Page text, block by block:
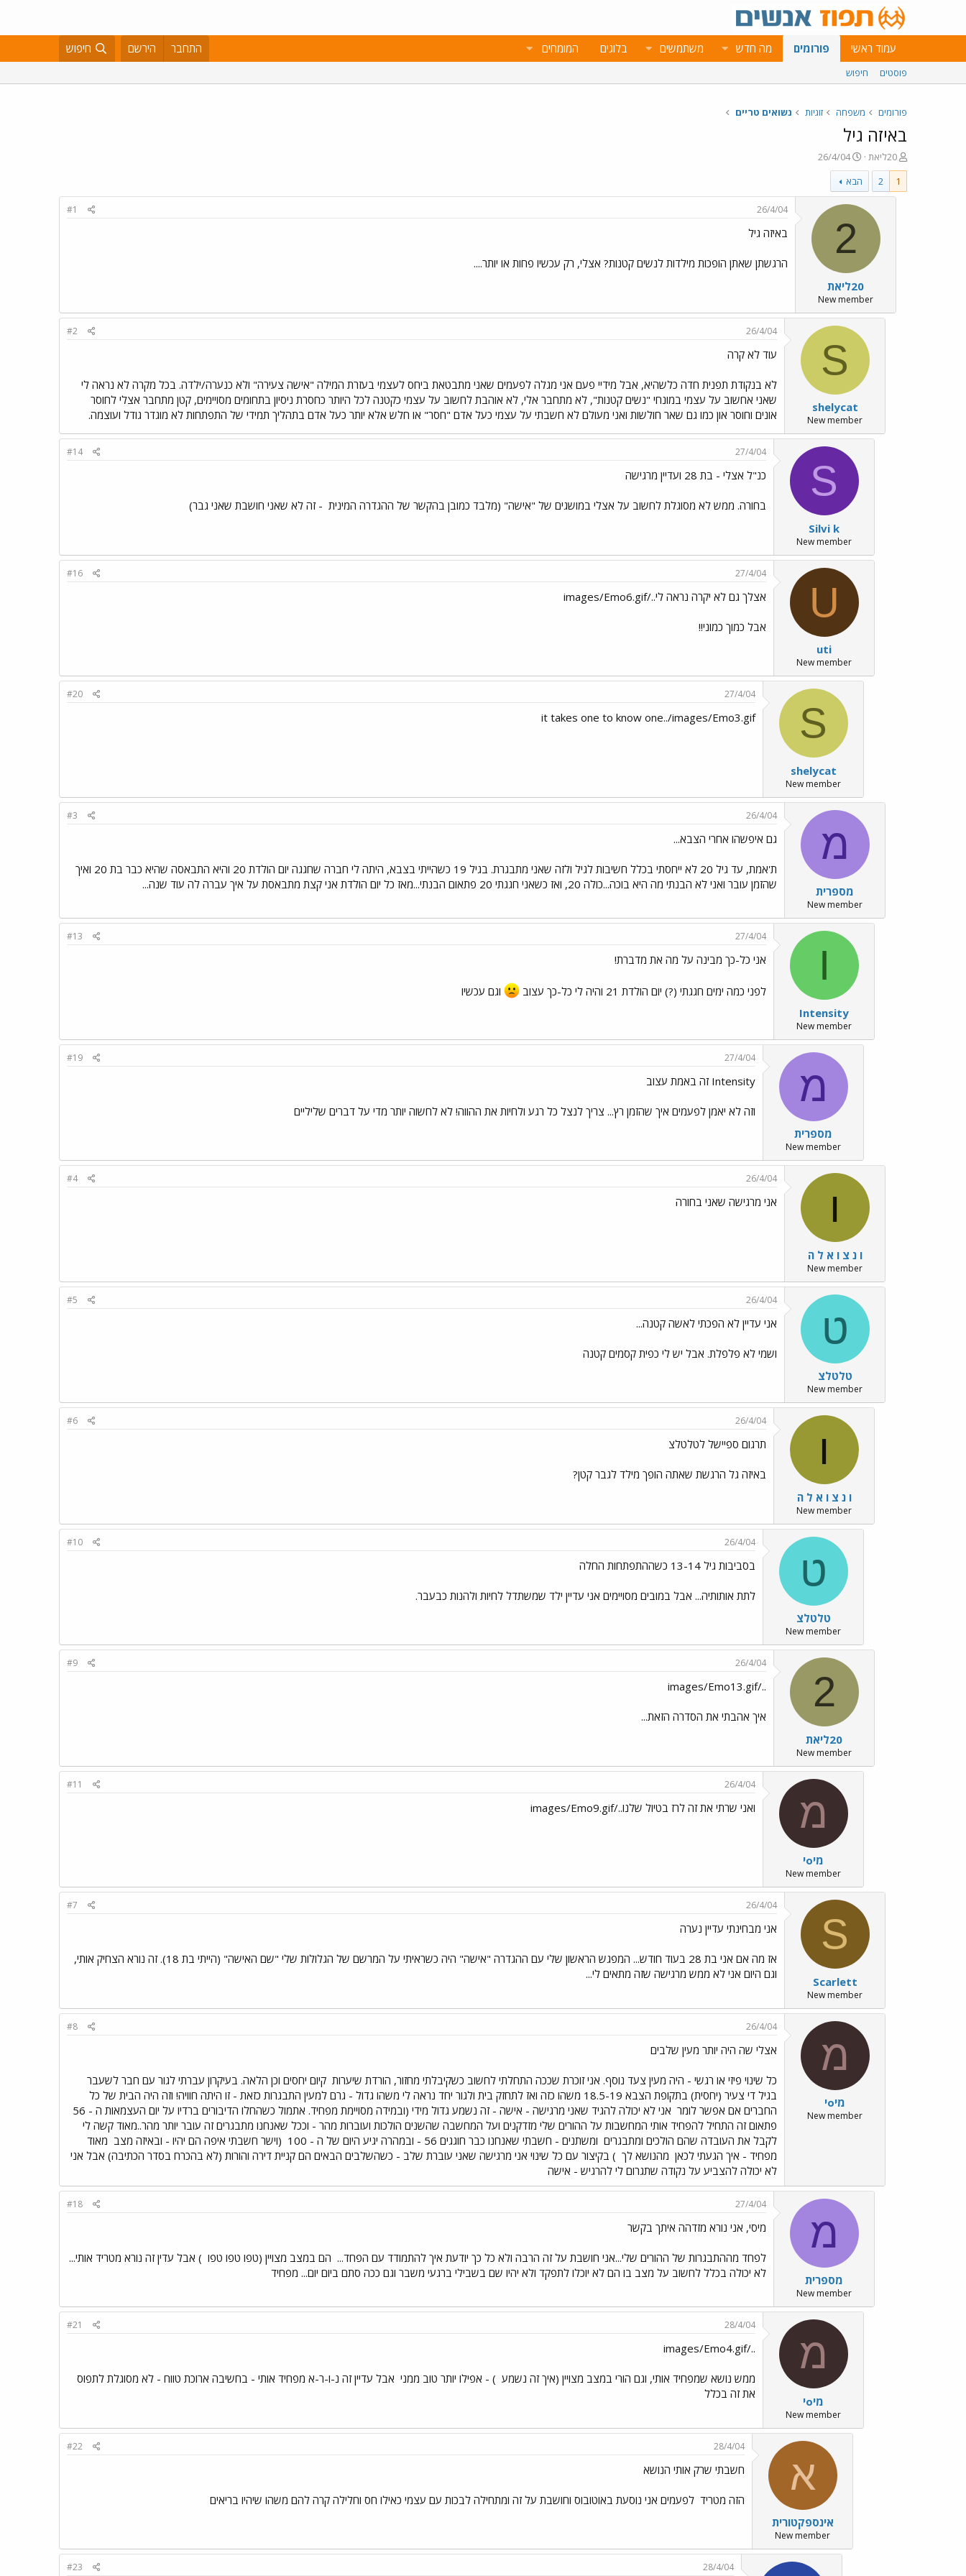
עמוד ראשי פורומים מה חדש משתמשים בלוגים המומחים התחבר הירשם חיפוש
פוסטים חיפוש
פורומים משפחה זוגיות נשואים טריים
באיזה גיל
פ
ו
ת
ח
20ליאת
פ
ו
ר
ס
ם
ב
ת
א
י
ך
26/4/04
1
2 הבא
2
20ליאת
New member
26/4/04
#1
באיזה גיל
הרגשתן שאתן הופכות מילדות לנשים קטנות? אצלי, רק עכשיו פחות או יותר....
S
shelycat
New member
26/4/04
#2
עוד לא קרה
לא בנקודת תפנית חדה כלשהיא, אבל מידיי פעם אני מגלה לפעמים שאני מתבטאת ביחס לעצמי בעזרת המילה "אישה צעירה" ולא כנערה/ילדה. בכל מקרה לא נראה לי
שאני אחשוב על עצמי במונחי "נשים קטנות", לא מתחבר אלי, לא אוהבת לחשוב על עצמי כקטנה לכל היותר כחסרת ניסיון בתחומים מסויימים, קטן מתחבר אצלי לחוסר
אונים וחוסר און כמו גם שאר חולשות ואני מעולם לא חשבתי על עצמי כעל אדם "חסר" או חלש אלא יותר כעל אדם בתהליך תמידי של התפתחות לא מוגדר גודל ועוצמה.
S
Silvi k
New member
27/4/04
#14
כנ"ל אצלי - בת 28 ועדיין מרגישה
בחורה. ממש לא מסוגלת לחשוב על אצלי במושגים של "אישה" (מלבד כמובן בהקשר של ההגדרה המינית - זה לא שאני חושבת שאני גבר)
U
uti
New member
27/4/04
#16
אצלך גם לא יקרה נראה לי../images/Emo6.gif
אבל כמוך כמוני!!
S
shelycat
New member
27/4/04
#20
it takes one to know one../images/Emo3.gif
מ
מספרית
New member
26/4/04
#3
גם איפשהו אחרי הצבא...
ת'אמת, עד גיל 20 לא ייחסתי בכלל חשיבות לגיל ולזה שאני מתבגרת. בגיל 19 כשהייתי בצבא, היתה לי חברה שחגגה יום הולדת 20 והיא התבאסה שהיא כבר בת 20 ואיך
שהזמן עובר ואני לא הבנתי מה היא בוכה...כולה 20, ואז כשאני חגגתי 20 פתאום הבנתי...מאז כל יום הולדת אני קצת מתבאסת על איך עברה לה עוד שנה...
I
Intensity
New member
27/4/04
#13
אני כל-כך מבינה על מה את מדברת!
לפני כמה ימים חגגתי (?) יום הולדת 21 והיה לי כל-כך עצוב וגם עכשיו
מ
מספרית
New member
27/4/04
#19
Intensity זה באמת עצוב
וזה לא יאמן לפעמים איך שהזמן רץ... צריך לנצל כל רגע ולחיות את ההווה! לא לחשוה יותר מדי על דברים שליליים
ו
ו נ צ ו א ל ה
New member
26/4/04
#4
אני מרגישה שאני בחורה
ט
טלטלצ
New member
26/4/04
#5
אני עדיין לא הפכתי לאשה קטנה...
ושמי לא פלפלת. אבל יש לי כפית קסמים קטנה
ו
ו נ צ ו א ל ה
New member
26/4/04
#6
תרגום ספיישל לטלטלצ
באיזה גל הרגשת שאתה הופך מילד לגבר קטן?
ט
טלטלצ
New member
26/4/04
#10
בסביבות גיל 13-14 כשההתפתחות החלה
לתת אותותיה... אבל במובים מסויימים אני עדיין ילד שמשתדל לחיות ולהנות כבעבר.
2
20ליאת
New member
26/4/04
#9
../images/Emo13.gif
איך אהבתי את הסדרה הזאת...
מ
מיoי
New member
26/4/04
#11
ואני שרתי את זה לרז בטיול שלנו../images/Emo9.gif
S
Scarlett
New member
26/4/04
#7
אני מבחינתי עדיין נערה
אז מה אם אני בת 28 בעוד חודש... המפגש הראשון שלי עם ההגדרה "אישה" היה כשראיתי על המרשם של הגלולות שלי "שם האישה" (הייתי בת 18). זה נורא הצחיק אותי,
וגם היום אני לא ממש מרגישה שזה מתאים לי...
מ
מיoי
New member
26/4/04
#8
אצלי שה היה יותר מעין שלבים
כל שינוי פיזי או רגשי - היה מעין צעד נוסף. אני זוכרת שככה התחלתי לחשוב כשקיבלתי מחזור, הורדת שיערות קיום יחסים וכן הלאה. בעיקרון עברתי לגור עם חבר לשעבר
בגיל די צעיר (יחסית) בתקופת הצבא 18.5-19 משהו כזה ואז לתחזק בית ולגור יחד נראה לי משהו גדול - גרם למעין התבגרות כזאת - זו היתה חוויה! וזה היה הבית של כל
החברים אם אפשר לומר
אני לא יכולה להגיד שאני מרגישה - אישה - זה נשמע גדול מידי (ובמידה מסויימת מפחיד. אתמול כשהחלו הדיבורים ברדיו על יום העצמאות ה - 56
פתאום זה התחיל להפחיד אותי המחשבות על ההורים שלי מזדקנים ועל המחשבה שהשנים הולכות ועוברות מהר - וככל שאנחנו מתבגרים זה עובר יותר מהר..מאוד קשה לי
לקבל את העובדה שהם הולכים ומתבגרים ומשתנים - חשבתי שאנחנו כבר חוגגים 56 - ובמהרה יגיע היום של ה - 100 (וישר חשבתי איפה הם יהיו - ובאיזה מצב מאוד
מפחיד - איך הגעתי לכאן מהנושא לך ) בקיצור עם כל שינוי אני מרגישה שאני עוברת שלב - כשהשלבים הבאים הם קניית דירה והורות (לא בהכרח בסדר הכתיבה) אבל אני
לא יכולה להצביע על נקודה שתגרום לי להרגיש - אישה
מ
מספרית
New member
27/4/04
#18
מיסי, אני נורא מזדהה איתך בקשר
לפחד מההתבגרות של ההורים שלי...אני חושבת על זה הרבה ולא כל כך יודעת איך להתמודד עם הפחד... הם במצב מצויין (טפו טפו טפו ) אבל עדין זה נורא מטריד אותי...
לא יכולה בכלל לחשוב על מצב בו הם לא יוכלו לתפקד ולא יהיו שם בשבילי ברגעי משבר וגם ככה סתם ביום יום... מפחיד
מ
מיoי
New member
28/4/04
#21
../images/Emo4.gif
ממש נושא שמפחיד אותי, וגם הורי במצב מצויין (איך זה נשמע ) - אפילו יותר טוב ממני אבל עדיין זה נ-ו-ר-א מפחיד אותי - בחשיבה ארוכת טווח - לא מסוגלת לתפוס
את זה בכלל
א
אינספקטורית
New member
28/4/04
#22
חשבתי שרק אותי הנושא
הזה מטריד לפעמים אני נוסעת באוטובוס וחושבת על זה ומתחילה לבכות עם עצמי כאילו חס וחלילה קרה להם משהו שיהיו בריאים
28/4/04
#23